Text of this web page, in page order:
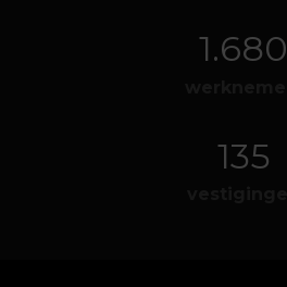
1.920
155